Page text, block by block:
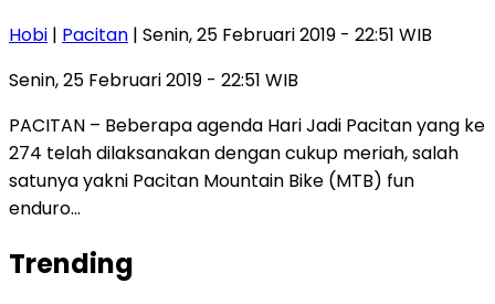
Hobi | Pacitan | Senin, 25 Februari 2019 - 22:51 WIB
Senin, 25 Februari 2019 - 22:51 WIB
PACITAN – Beberapa agenda Hari Jadi Pacitan yang ke
274 telah dilaksanakan dengan cukup meriah, salah
satunya yakni Pacitan Mountain Bike (MTB) fun
enduro…
Trending